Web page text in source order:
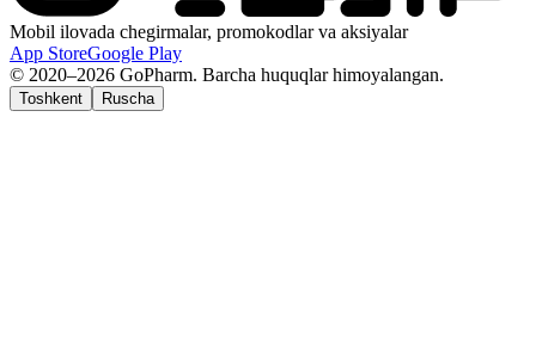
Mobil ilovada chegirmalar, promokodlar va aksiyalar
App StoreGoogle Play
© 2020–2026 GoPharm. Barcha huquqlar himoyalangan.
Toshkent Ruscha